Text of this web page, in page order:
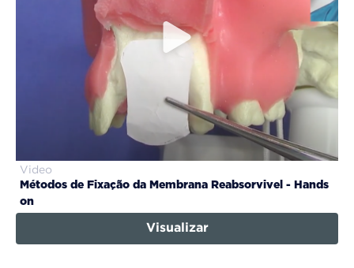
Video
Métodos de Fixação da Membrana Reabsorvivel - Hands
on
Visualizar